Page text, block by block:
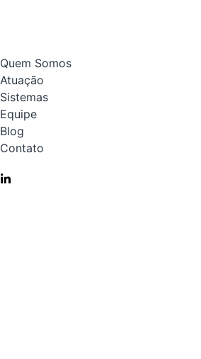
Quem Somos
Atuação
Sistemas
Equipe
Blog
Contato